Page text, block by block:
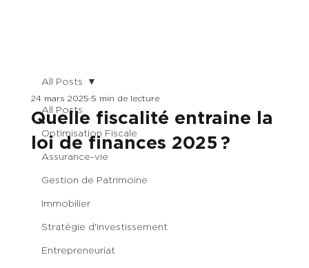
All Posts
Optimisation Fiscale
Assurance-vie
Gestion de Patrimoine
Immobilier
Stratégie d'investissement
Entrepreneuriat
All Posts
Quelle fiscalité entraine la
loi de finances 2025 ?
24 mars 2025 5 min de lecture